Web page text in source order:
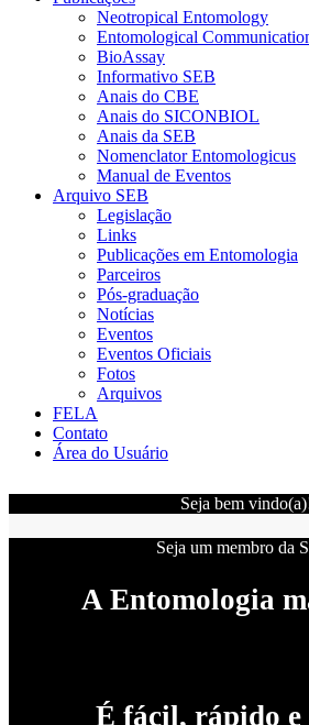
Neotropical Entomology
Entomological
BioAssay
Informativo SEB
Anais do CBE
Anais do SICONBIOL
Anais da SEB
Nomenclator Entomologicus
Manual de Eventos
Arquivo SEB
Legislação
Links
Publicações em Entomologia
Parceiros
Pós-graduação
Notícias
Eventos
Eventos Oficiais
Fotos
Arquivos
FELA
Contato
Área do Usuário
Seja bem
Seja um membro da
A Entomologia
É fácil, rápido e